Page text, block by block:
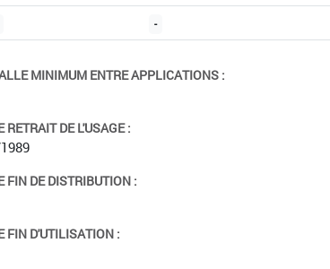
-
MINIMUM ENTRE APPLICATIONS :
RETRAIT DE L'USAGE :
FIN DE DISTRIBUTION :
FIN D'UTILISATION :